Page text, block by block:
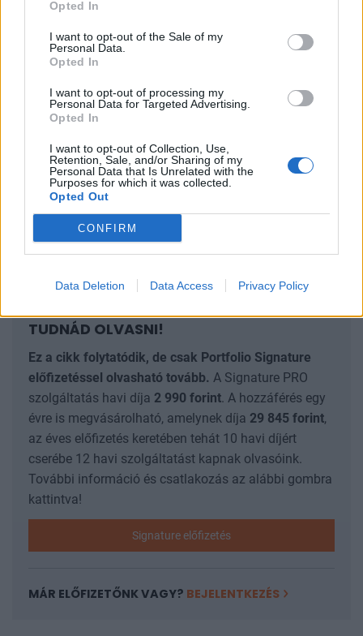
Opted In
I want to opt-out of the Sale of my
Personal Data.
Opted In
I want to opt-out of processing my
Personal Data for Targeted Advertising.
Opted In
I want to opt-out of Collection, Use,
Retention, Sale, and/or Sharing of my
Personal Data that Is Unrelated with the
Purposes for which it was collected.
Opted Out
CONFIRM
Data Deletion Data Access Privacy Policy
2024. 10. 04.
Eldőlt, Brüsszel beviszi a mélyütést Kínának
A kérdés csak annyi volt, hogy a legmagasabb
vámkulcsot hol húzzák meg, és ebben a júniusi
történt, hogy lehúzták 35,3 százalékra a legfelső
kategóriát.
A plusztételek – amelyek az alap 10 százalékos
autóbehozatali vámra tevődnek – így festenek:
SIGNATURE PRO-VAL EZT A CIKKET IS EL
TUDNÁD OLVASNI!
Ez a cikk folytatódik, de csak Portfolio Signature
előfizetéssel olvasható tovább. A Signature PRO
szolgáltatás havi díja 2 990 forint. A hozzáférés egy
évre is megvásárolható, amelynek díja 29 845 forint,
az éves előfizetés keretében tehát 10 havi díjért
cserébe 12 havi szolgáltatást kapnak olvasóink.
További információ és csatlakozás az alábbi gombra
kattintva!
Signature előfizetés
MÁR ELŐFIZETŐNK VAGY? BEJELENTKEZÉS